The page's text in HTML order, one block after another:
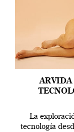
ARVIDA
La
tecnología